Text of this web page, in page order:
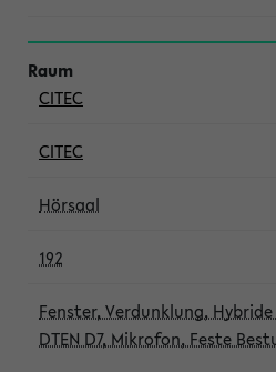
CITEC
CITEC
Hörsaal
192
Fenster, Verdunklung,
DTEN D7, Mikrofon, Feste